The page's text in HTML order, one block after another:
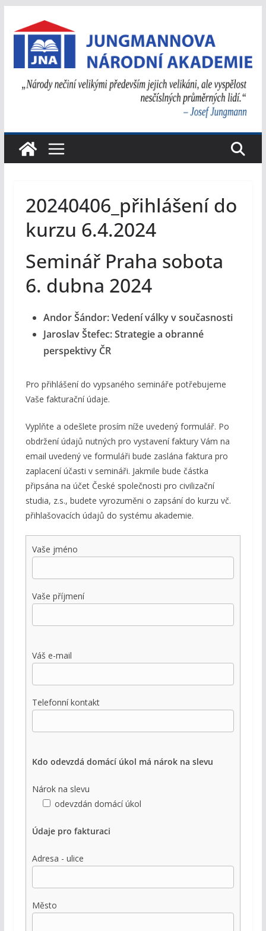
na
obsah
20240406_přihlášení do
kurzu 6.4.2024
Seminář Praha sobota
6. dubna 2024
Andor Šándor: Vedení války v současnosti
Jaroslav Štefec: Strategie a obranné
perspektivy ČR
Pro přihlášení do vypsaného semináře potřebujeme
Vaše fakturační údaje.
Vyplňte a odešlete prosím níže uvedený formulář. Po
obdržení údajů nutných pro vystavení faktury Vám na
email uvedený ve formuláři bude zaslána faktura pro
zaplacení účasti v semináři. Jakmile bude částka
připsána na účet České společnosti pro civilizační
studia, z.s., budete vyrozuměni o zapsání do kurzu vč.
přihlašovacích údajů do systému akademie.
Vaše jméno
Vaše příjmení
Váš e-mail
Telefonní kontakt
Kdo odevzdá domácí úkol má nárok na slevu
Nárok na slevu
odevzdán domácí úkol
Údaje pro fakturaci
Adresa - ulice
Město